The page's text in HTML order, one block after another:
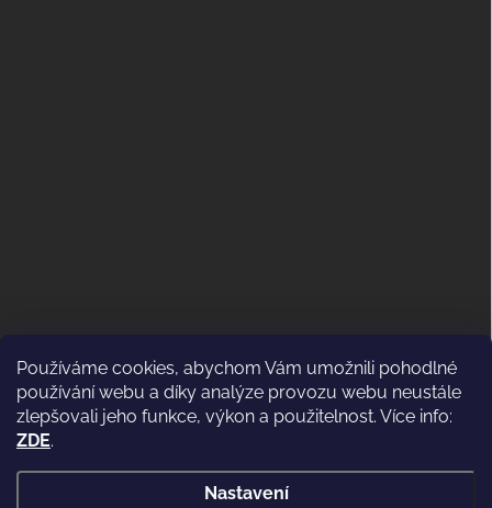
Používáme cookies, abychom Vám umožnili pohodlné
používání webu a díky analýze provozu webu neustále
zlepšovali jeho funkce, výkon a použitelnost. Více info:
ZDE.
Nastavení
ODSTOUPENÍ OD KUPNÍ SMLOUVY
(VRÁCENÍ)